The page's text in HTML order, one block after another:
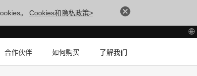
。 Cookies和隐私政策>
合作伙伴 如何购买 了解我们